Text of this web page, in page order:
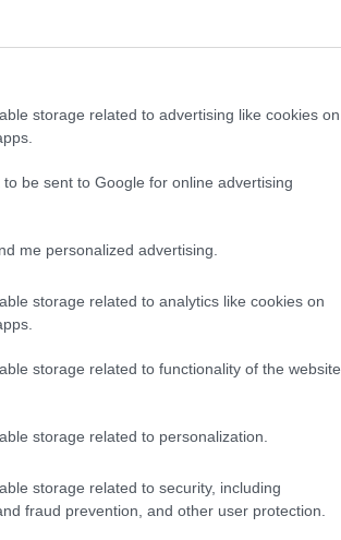
storage related to advertising like cookies on
be sent to Google for online advertising
me personalized advertising.
storage related to analytics like cookies on
storage related to functionality of the website
storage related to personalization.
storage related to security, including
fraud prevention, and other user protection.
merre indulj el, ha már a